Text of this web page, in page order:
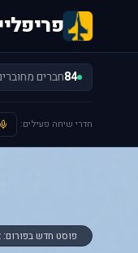
84חברים
חדרי שיחה פעילים:
פוסט חדש בפורום: